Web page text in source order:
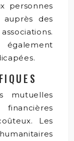
personnes
des
mutuelles
Les